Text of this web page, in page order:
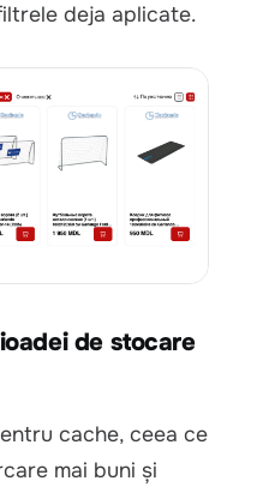
deja aplicate.
de stocare
cache, ceea ce
mai buni și